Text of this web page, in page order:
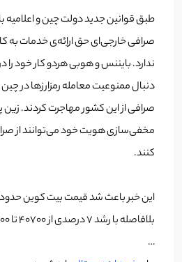
طبق قوانین جدید دولت چین و
صرافی خارجی‌ای حق اراِئه‌ی خدمات به
ندارد. بایننس و هوبی هردو کار خود را
صرافی از این کشور مهاجرت کردند.
مخفی‌سازی هویت خود می‌توانند از
کنند.
بلافاصله با رشد 7 درصدی از 40700 تا 43200 دلار حرکت کرد.
…